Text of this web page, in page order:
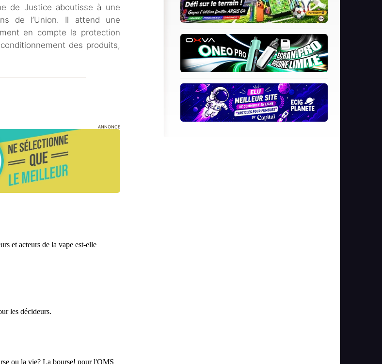
de Justice aboutisse à une
de l’Union. Il attend une
en compte la protection
des produits,
ANNONCE